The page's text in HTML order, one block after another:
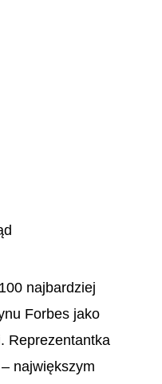
najbardziej
Forbes jako
Reprezentantka
największym